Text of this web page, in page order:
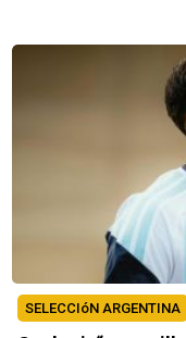
SELECCIóN ARGENTINA